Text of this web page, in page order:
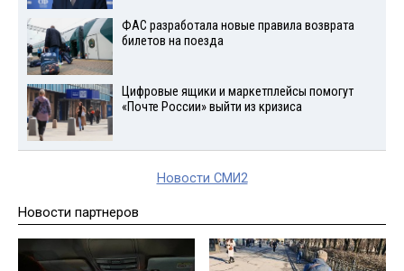
ФАС разработала новые правила возврата
билетов на поезда
Цифровые ящики и маркетплейсы помогут
«Почте России» выйти из кризиса
Новости СМИ2
Новости партнеров